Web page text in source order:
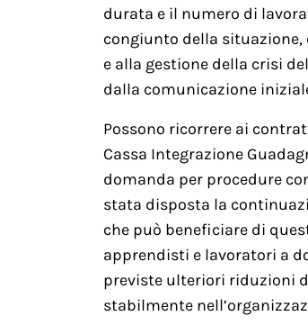
durata e il numero di
congiunto della
e alla gestione della crisi
dalla comunicazione
Possono ricorrere ai
Cassa Integrazione
domanda per procedure
stata disposta la
che può beneficiare di
apprendisti e lavoratori a
previste ulteriori riduzioni
stabilmente